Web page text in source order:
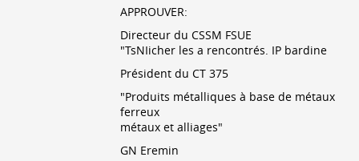
APPROUVER:
Directeur du CSSM FSUE
"TsNIicher les a rencontrés. IP bardine
Président du CT 375
"Produits métalliques à base de métaux
ferreux
métaux et alliages"
GN Eremin